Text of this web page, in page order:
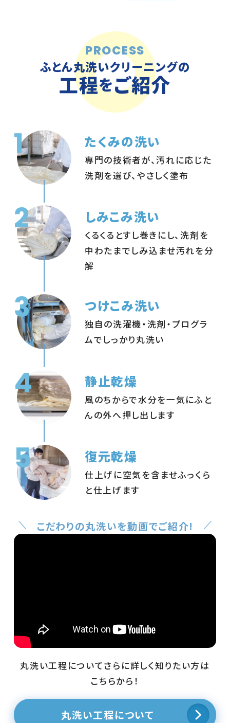
PROCESS
ふとん丸洗いクリーニングの
工程をご紹介
1 たくみの洗い
専門の技術者が、汚れに応じた
洗剤を選び、やさしく塗布
2 しみこみ洗い
くるくるとすし巻きにし、洗剤を
中わたまでしみ込ませ汚れを分
解
3 つけこみ洗い
独自の洗濯機・洗剤・プログラ
ムでしっかり丸洗い
4 静止乾燥
風のちからで水分を一気にふと
んの外へ押し出します
5 復元乾燥
仕上げに空気を含ませふっくら
と仕上げます
こだわりの丸洗いを動画でご紹介!
丸洗い工程についてさらに詳しく知りたい方は
こちらから！
丸洗い工程について